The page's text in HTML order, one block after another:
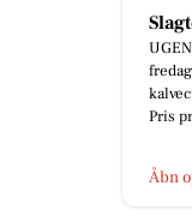
Pris
Åbn